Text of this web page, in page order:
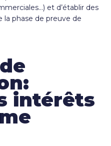
et d’établir des
la phase de preuve de
intérêts